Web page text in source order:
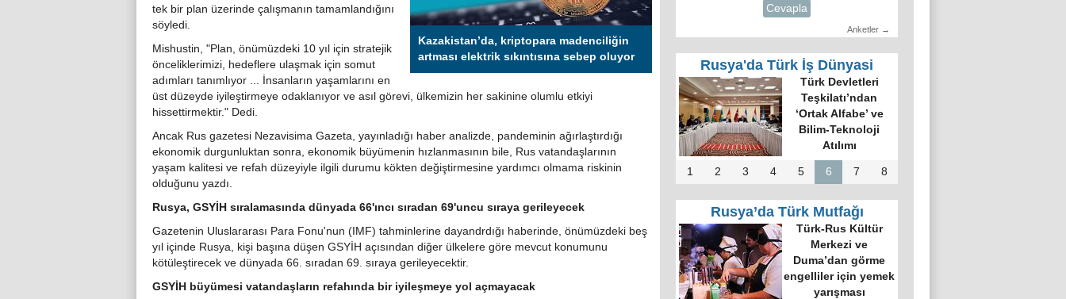
Kazakistan’da, kriptopara madenciliğin
artması elektrik sıkıntısına sebep oluyor
tek bir plan üzerinde çalışmanın tamamlandığını
söyledi.
Mishustin, "Plan, önümüzdeki 10 yıl için stratejik
önceliklerimizi, hedeflere ulaşmak için somut
adımları tanımlıyor ... İnsanların yaşamlarını en
üst düzeyde iyileştirmeye odaklanıyor ve asıl görevi, ülkemizin her sakinine olumlu etkiyi
hissettirmektir." Dedi.
Ancak Rus gazetesi Nezavisima Gazeta, yayınladığı haber analizde, pandeminin ağırlaştırdığı
ekonomik durgunluktan sonra, ekonomik büyümenin hızlanmasının bile, Rus vatandaşlarının
yaşam kalitesi ve refah düzeyiyle ilgili durumu kökten değiştirmesine yardımcı olmama riskinin
olduğunu yazdı.
Rusya, GSYİH sıralamasında dünyada 66'ıncı sıradan 69'uncu sıraya gerileyecek
Gazetenin Uluslararası Para Fonu'nun (IMF) tahminlerine dayandrdığı haberinde, önümüzdeki beş
yıl içinde Rusya, kişi başına düşen GSYİH açısından diğer ülkelere göre mevcut konumunu
kötüleştirecek ve dünyada 66. sıradan 69. sıraya gerileyecektir.
GSYİH büyümesi vatandaşların refahında bir iyileşmeye yol açmayacak
Cevapla
Anketler →
Rusya'da Türk İş Dünyasi
Türk Devletleri
Teşkilatı’ndan
‘Ortak Alfabe’ ve
Bilim-Teknoloji
Atılımı
1 2 3 4 5 6 7 8
Rusya’da Türk Mutfağı
Türk-Rus Kültür
Merkezi ve
Duma’dan görme
engelliler için yemek
yarışması